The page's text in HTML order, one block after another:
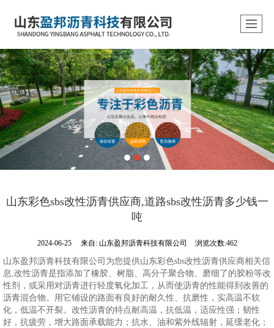
山东彩色sbs改性沥青供应商,道路sbs改性沥青多少钱一
吨
2024-06-25 来自: 山东盈邦沥青科技有限公司 浏览次数:462
山东盈邦沥青科技有限公司为您提供山东彩色sbs改性沥青供应商相关信
息,改性沥青是指添加了橡胶、树脂、高分子聚合物、磨细了的胶粉等改
性剂，或采用对沥青进行轻度氧化加工，从而使沥青的性能得到改善的
沥青混合物。用它铺设的路面有良好的耐久性、抗磨性，实高温不软
化，低温不开裂。改性沥青的特点耐高温，抗低温，适应性强；韧性
好，抗疲劳，增大路面承载能力；抗水、油和紫外线辐射，延缓老化；